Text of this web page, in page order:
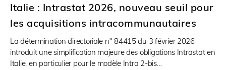
Italie : Intrastat 2026, nouveau seuil pour
les acquisitions intracommunautaires
La détermination directoriale n° 84415 du 3 février 2026
introduit une simplification majeure des obligations Intrastat en
Italie, en particulier pour le modèle Intra 2-bis…